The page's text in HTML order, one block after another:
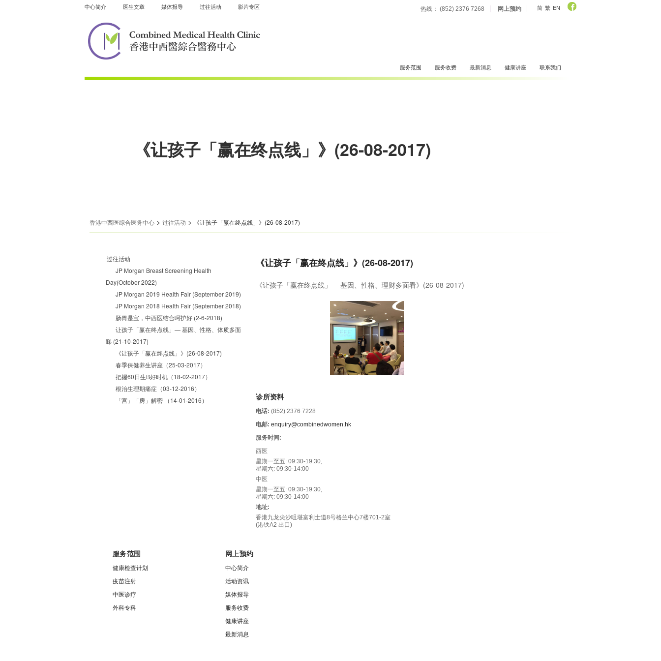
Skip
to
content
中心简介 医生文章 媒体报导 过往活动 影片专区 热线： (852) 2376 7268 网上预约 简 繁 EN
服务范围 服务收费 最新消息 健康讲座 联系我们
《让孩子「赢在终点线」》(26-08-2017)
香港中西医综合医务中心 > 过往活动 > 《让孩子「赢在终点线」》(26-08-2017)
过往活动
JP Morgan Breast Screening Health
Day(October 2022)
JP Morgan 2019 Health Fair (September 2019)
JP Morgan 2018 Health Fair (September 2018)
肠胃是宝，中西医结合呵护好 (2-6-2018)
让孩子「赢在终点线」— 基因、性格、体质多面
睇 (21-10-2017)
《让孩子「赢在终点线」》(26-08-2017)
春季保健养生讲座（25-03-2017）
把握60日生B好时机（18-02-2017）
根治生理期痛症（03-12-2016）
「宫」「房」解密 （14-01-2016）
《让孩子「赢在终点线」》(26-08-2017)
《让孩子「赢在终点线」— 基因、性格、理财多面看》(26-08-2017)
诊所资料
电话:(852) 2376 7228
电邮:enquiry@combinedwomen.hk
服务时间:
西医
星期一至五: 09:30-19:30,
星期六: 09:30-14:00
中医
星期一至五: 09:30-19:30,
星期六: 09:30-14:00
地址:
香港九龙尖沙咀堪富利士道8号格兰中心7楼701-2室
(港铁A2 出口)
服务范围
健康检查计划
疫苗注射
中医诊疗
外科专科
网上预约
中心简介
活动资讯
媒体报导
服务收费
健康讲座
最新消息